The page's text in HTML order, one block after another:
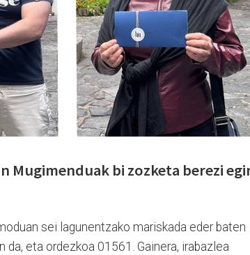
Mugimenduak bi zozketa berezi
sei lagunentzako mariskada eder baten
eta ordezkoa 01561. Gainera, irabazlea